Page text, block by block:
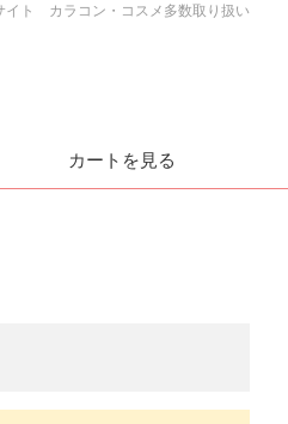
ト カラコン・コスメ多数取り扱い
カートを見る